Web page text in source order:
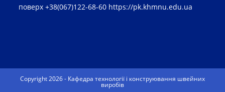
поверх +38(067)122-68-60 https://pk.khmnu.edu.ua
Copyright 2026 - Кафедра технології і конструювання швейних
виробів